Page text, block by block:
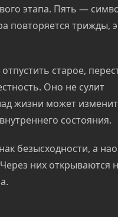
этапа. Пять —
повторяется трижды,
старое,
Оно не сулит
жизни может
состояния.
безысходности, а
них открываются